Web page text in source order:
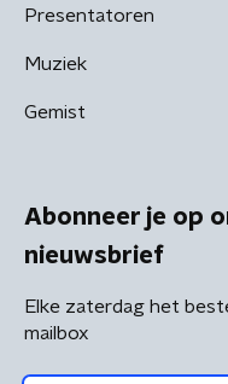
Presentatoren
Muziek
Gemist
Abonneer je op
nieuwsbrief
Elke zaterdag het
mailbox